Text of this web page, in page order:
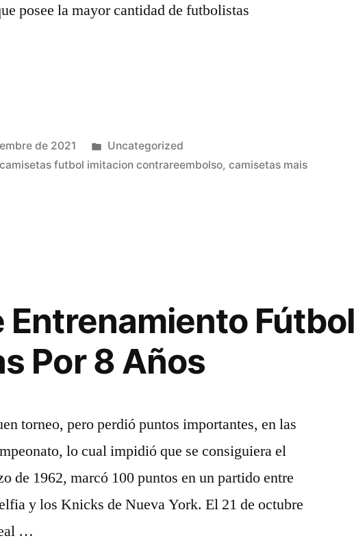
posee la mayor cantidad de futbolistas
de 2021
Publicado
en
Uncategorized
camisetas futbol imitacion contrareembolso,camisetas mais
Entrenamiento
Por 8 Años
torneo, pero perdió puntos importantes, en las
lo cual impidió que se consiguiera el
de 1962, marcó 100 puntos en un partido entre
y los Knicks de Nueva York. El 21 de octubre
…